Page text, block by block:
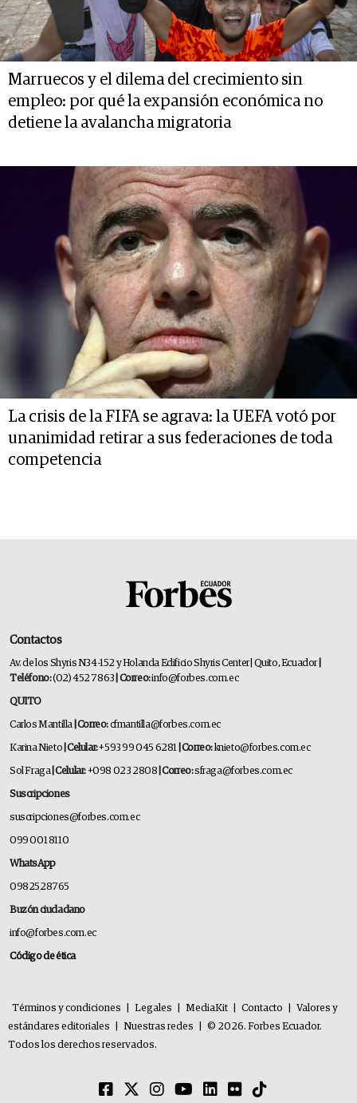
Marruecos y el dilema del crecimiento sin
empleo: por qué la expansión económica no
detiene la avalancha migratoria
La crisis de la FIFA se agrava: la UEFA votó por
unanimidad retirar a sus federaciones de toda
competencia
Contactos
Av. de los Shyris N34-152 y Holanda Edificio Shyris Center | Quito, Ecuador
Teléfono:(02) 452 7863 | Correo:info@forbes.com.ec
QUITO
Carlos Mantilla | Correo:cfmantilla@forbes.com.ec
Karina Nieto | Celular:+593 99 045 6281 | Correo:knieto@forbes.com.ec
Sol Fraga| Celular:+098 023 2808 | Correo:sfraga@forbes.com.ec
Suscripciones
suscripciones@forbes.com.ec
099 001 8110
WhatsApp
0982528765
Buzón ciudadano
info@forbes.com.ec
Código de ética
Términos y condiciones Legales MediaKit Contacto
Valores y
estándares editoriales
Nuestras redes
© 2026. Forbes Ecuador.
Todos los derechos reservados.